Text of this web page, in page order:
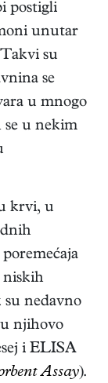
postigli
unutar
su
se
u mnogo
u nekim
krvi, u
niskih
nedavno
njihovo
i ELISA
Assay).